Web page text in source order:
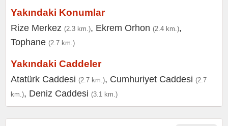
Yakındaki Konumlar
Rize Merkez (2.3 km.), Ekrem Orhon (2.4 km.),
Tophane (2.7 km.)
Yakındaki Caddeler
Atatürk Caddesi (2.7 km.), Cumhuriyet Caddesi (2.7
km.), Deniz Caddesi (3.1 km.)